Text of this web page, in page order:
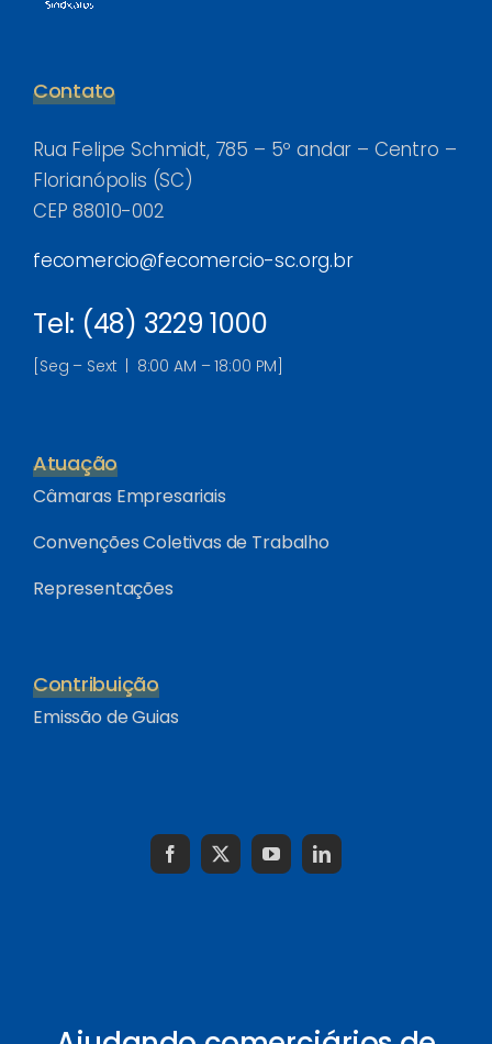
Contato
Rua Felipe Schmidt, 785 – 5º andar – Centro –
Florianópolis (SC)
CEP 88010-002
fecomercio@fecomercio-sc.org.br
Tel: (48) 3229 1000
[Seg – Sext | 8:00 AM – 18:00 PM]
Atuação
Câmaras Empresariais
Convenções Coletivas de Trabalho
Representações
Contribuição
Emissão de Guias